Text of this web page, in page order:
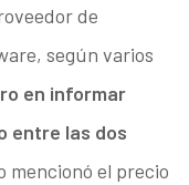
de
según varios
en informar
entre las dos
mencionó el precio